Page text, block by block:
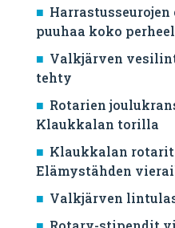
puuhaa koko
Valkjärven
tehty
Rotarien
Klaukkalan torilla
Klaukkalan rotarit
Elämystähden
Valkjärven